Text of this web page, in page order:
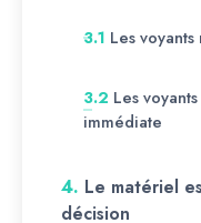
3.1 Les
3.2 Les
immédiate
4. Le matériel
décision